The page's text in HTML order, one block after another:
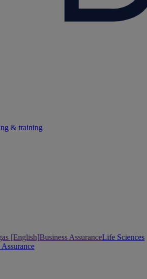
& training
[English]Business AssuranceLife Sciences